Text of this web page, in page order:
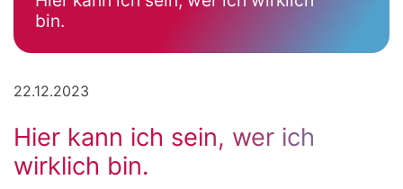
bin.
22.12.2023
Hier kann ich sein, wer ich
wirklich bin.